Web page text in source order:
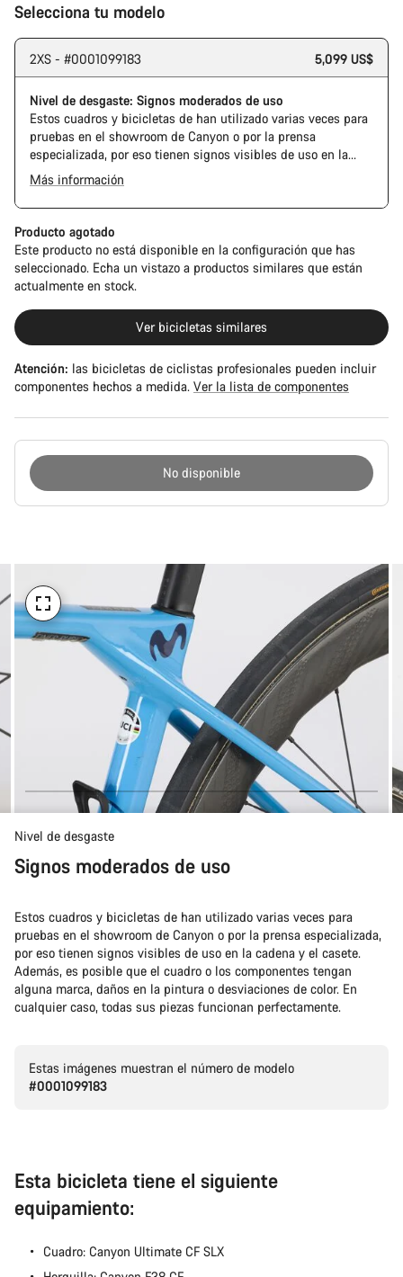
Selecciona tu modelo
2XS - #0001099183 5,099 US$
Nivel de desgaste: Signos moderados de uso
Estos cuadros y bicicletas de han utilizado varias veces para
pruebas en el showroom de Canyon o por la prensa
especializada, por eso tienen signos visibles de uso en la
cadena y el casete. Además, es posible que el cuadro o los
componentes tengan alguna marca, daños en la pintura o
desviaciones de color. En cualquier caso, todas sus piezas
funcionan perfectamente.
Más información
Producto agotado
Este producto no está disponible en la configuración que has
seleccionado. Echa un vistazo a productos similares que están
actualmente en stock.
Ver bicicletas similares
Atención: las bicicletas de ciclistas profesionales pueden incluir
componentes hechos a medida. Ver la lista de componentes
No disponible
Nivel de desgaste
Signos moderados de uso
Estos cuadros y bicicletas de han utilizado varias veces para
pruebas en el showroom de Canyon o por la prensa especializada,
por eso tienen signos visibles de uso en la cadena y el casete.
Además, es posible que el cuadro o los componentes tengan
alguna marca, daños en la pintura o desviaciones de color. En
cualquier caso, todas sus piezas funcionan perfectamente.
Estas imágenes muestran el número de modelo
#0001099183
Esta bicicleta tiene el siguiente
equipamiento:
Cuadro: Canyon Ultimate CF SLX